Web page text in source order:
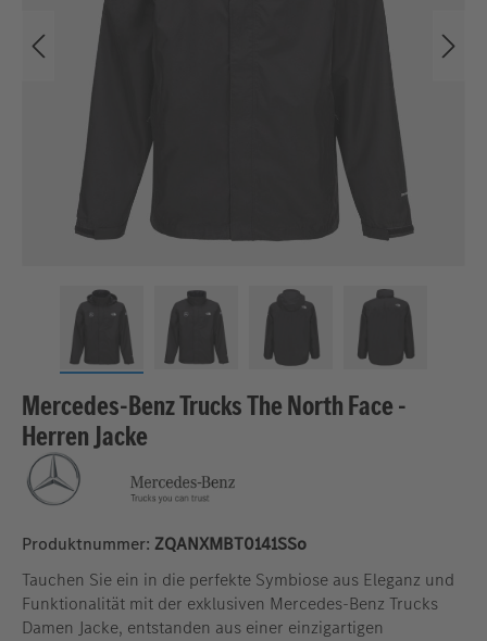
Mercedes-Benz Trucks The North Face -
Herren Jacke
Produktnummer: ZQANXMBT0141SSo
Tauchen Sie ein in die perfekte Symbiose aus Eleganz und
Funktionalität mit der exklusiven Mercedes-Benz Trucks
Damen Jacke, entstanden aus einer einzigartigen